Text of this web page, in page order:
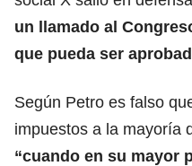
un llamado al
que pueda ser
Según Petro es falso
impuestos a la mayoría
“cuando en su mayor